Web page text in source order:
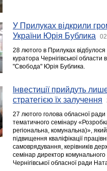
У Прилуках відкрили
України Юрія Бублика
28 лютого в Прилуках
куратора Чернігівської области
"Свобода" Юрія Бублика.
Інвестиції прийдуть
стратегією їх залучення
27 лютого голова обласної
тематичного семінару
регіональна, комунальна)»,
підвищення кваліфікації
самоврядування, керівників
семінар директор
Чернігівської обласної ради